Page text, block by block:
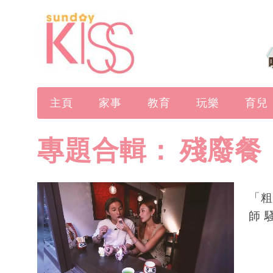
主頁 家事 教育 玩樂 育兒
專題合輯： 殘廢餐
「